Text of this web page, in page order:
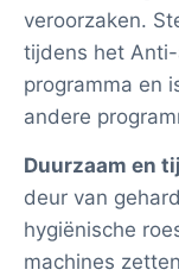
veroorzaken.
tijdens het
programma en
andere
Duurzaam en
deur van
hygiënische
machines